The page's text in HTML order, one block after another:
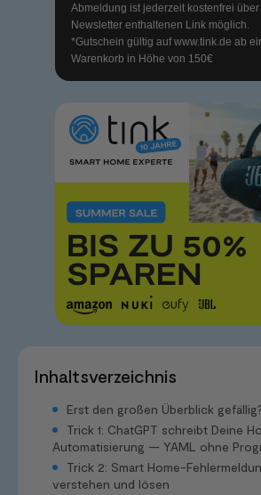
Abmeldung ist jederzeit kostenfrei
Newsletter enthaltenen Link möglich.
*Gutschein gültig aufwww.tink.de ab
Warenkorb in Höhe von 150€
Inhaltsverzeichnis
Erst den großen Überblick
Trick 1: ChatGPT schreibt Deine
Automatisierung — YAML ohne
Trick 2: Smart Home-
verstehen und lösen